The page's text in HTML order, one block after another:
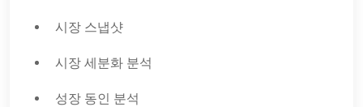
시장 스냅샷
시장 세분화 분석
성장 동인 분석